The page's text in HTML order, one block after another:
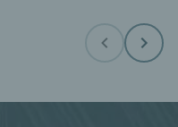
Before Next